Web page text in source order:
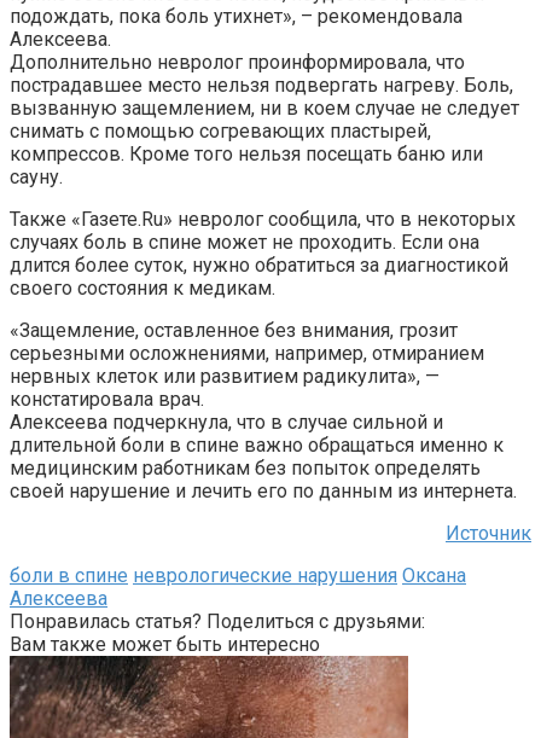
подождать, пока боль утихнет», – рекомендовала
Алексеева.
Дополнительно невролог проинформировала, что
пострадавшее место нельзя подвергать нагреву. Боль,
вызванную защемлением, ни в коем случае не следует
снимать с помощью согревающих пластырей,
компрессов. Кроме того нельзя посещать баню или
сауну.
Также «Газете.Ru» невролог сообщила, что в некоторых
случаях боль в спине может не проходить. Если она
длится более суток, нужно обратиться за диагностикой
своего состояния к медикам.
«Защемление, оставленное без внимания, грозит
серьезными осложнениями, например, отмиранием
нервных клеток или развитием радикулита», —
констатировала врач.
Алексеева подчеркнула, что в случае сильной и
длительной боли в спине важно обращаться именно к
медицинским работникам без попыток определять
своей нарушение и лечить его по данным из интернета.
Источник
боли в спине неврологические нарушения Оксана
Алексеева
Понравилась статья? Поделиться с друзьями:
Вам также может быть интересно